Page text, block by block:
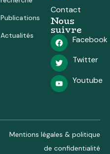
Publications
Actualités
Contact
Nous
suivre
Facebook
Twitter
Youtube
Mentions légales & politique
de confidentialité